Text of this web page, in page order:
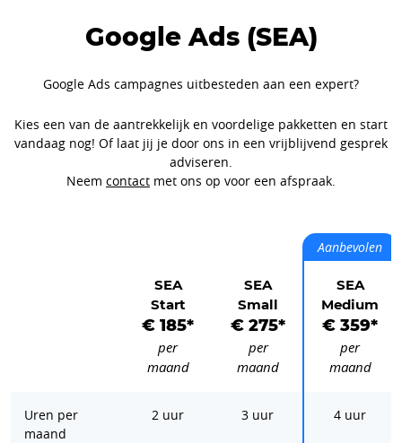
Google Ads (SEA)
Google Ads campagnes uitbesteden aan een expert?
Kies een van de aantrekkelijk en voordelige pakketten en start
vandaag nog! Of laat jij je door ons in een vrijblijvend gesprek
adviseren.
Neem contact met ons op voor een afspraak.
SEA
Start
€ 185*
per
maand
SEA
Small
€ 275*
per
maand
Aanbevolen
SEA
Medium
€ 359*
per
maand
Uren per
maand
2 uur 3 uur 4 uur